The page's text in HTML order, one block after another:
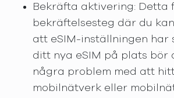
Bekräfta aktivering: Detta
bekräftelsesteg där du
att eSIM-inställningen har
ditt nya eSIM på plats bör
några problem med att
mobilnätverk eller